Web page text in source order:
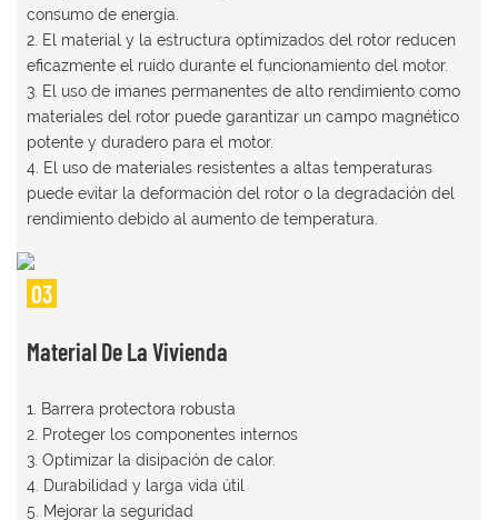
consumo de energía.
2. El material y la estructura optimizados del rotor reducen
eficazmente el ruido durante el funcionamiento del motor.
3. El uso de imanes permanentes de alto rendimiento como
materiales del rotor puede garantizar un campo magnético
potente y duradero para el motor.
4. El uso de materiales resistentes a altas temperaturas
puede evitar la deformación del rotor o la degradación del
rendimiento debido al aumento de temperatura.
03
1. Barrera protectora robusta
2. Proteger los componentes internos
3. Optimizar la disipación de calor.
4. Durabilidad y larga vida útil
5. Mejorar la seguridad